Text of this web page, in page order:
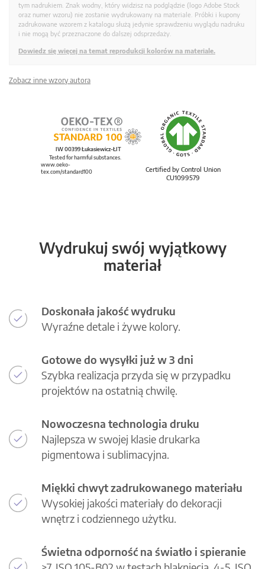
tym nadrukiem. Znak wodny, który widzisz na podglądzie (logo Adobe Stock
oraz numer wzoru) nie zostanie wydrukowany na materiale. Próbki i kupony
zadrukowane wzorem z katalogu służą jedynie sprawdzeniu wyglądu nadruku
i nie mogą być przeznaczone do dalszej odsprzedaży.
Dowiedz się więcej na temat reprodukcji kolorów na materiale.
Zobacz inne wzory autora
Certified by Control Union
CU1099579
IW 00399 Łukasiewicz-ŁIT
Tested for harmful substances.
www.oeko-
tex.com/standard100
Wydrukuj swój wyjątkowy
materiał
Doskonała jakość wydruku
Wyraźne detale i żywe kolory.
Gotowe do wysyłki już w 3 dni
Szybka realizacja przyda się w przypadku
projektów na ostatnią chwilę.
Nowoczesna technologia druku
Najlepsza w swojej klasie drukarka
pigmentowa i sublimacyjna.
Miękki chwyt zadrukowanego materiału
Wysokiej jakości materiały do dekoracji
wnętrz i codziennego użytku.
Świetna odporność na światło i spieranie